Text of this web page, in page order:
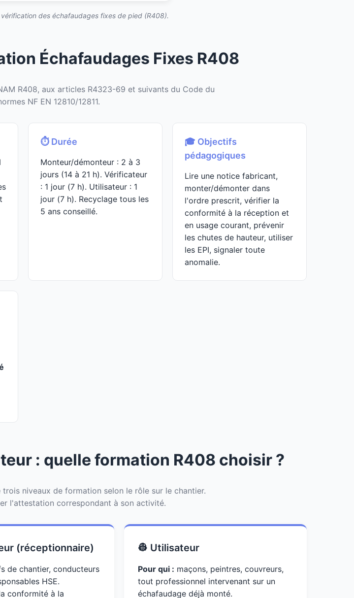
des échafaudages fixes de pied (R408).
Échafaudages Fixes R408
R408, aux articles R4323-69 et suivants du Code du
NF EN 12810/12811.
⏱️ Durée
Monteur/démonteur : 2 à 3
jours (14 à 21 h). Vérificateur
: 1 jour (7 h). Utilisateur : 1
jour (7 h). Recyclage tous les
5 ans conseillé.
🎓 Objectifs
pédagogiques
Lire une notice fabricant,
monter/démonter dans
l'ordre prescrit, vérifier la
conformité à la réception et
en usage courant, prévenir
les chutes de hauteur, utiliser
les EPI, signaler toute
anomalie.
: quelle formation R408 choisir ?
niveaux de formation selon le rôle sur le chantier.
l'attestation correspondant à son activité.
(réceptionnaire)
de chantier, conducteurs
HSE.
conformité à la
👷 Utilisateur
Pour qui : maçons, peintres, couvreurs,
tout professionnel intervenant sur un
échafaudage déjà monté.